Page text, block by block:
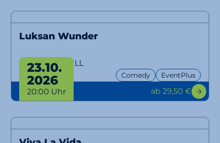
Luksan Wunder
WTFM100, NULL
Comedy EventPlus
23.10.
2026
20:00 Uhr ab 29,50 €